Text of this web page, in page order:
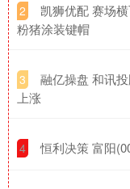
2
凯狮优配 赛场
粉猪涂装键帽
3
融亿操盘 和讯
上涨
4 恒利决策 富阳